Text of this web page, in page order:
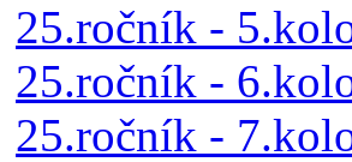
25.ročník -
25.ročník -
25.ročník -